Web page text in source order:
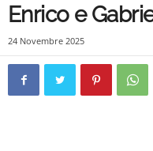
Enrico e
24 Novembre 2025